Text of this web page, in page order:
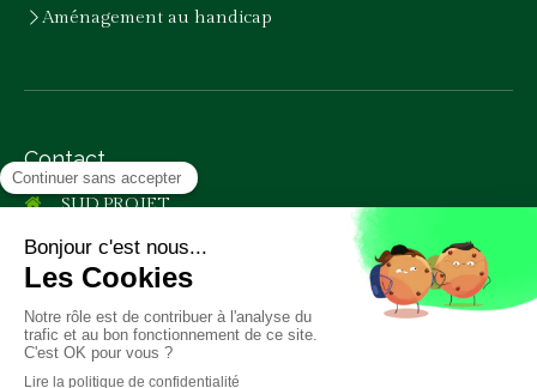
Aménagement au handicap
Contact
SUD PROJET
39 allée gabriel trotobas
83390 Cuers
Afficher le téléphone
Contact